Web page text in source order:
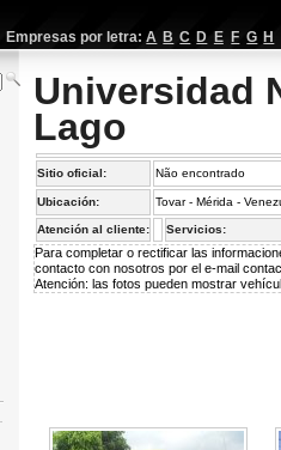
Empresas por letra: A B C D E F G H
Universidad
Lago
Sitio oficial: Não encontrado
Ubicación: Tovar - Mérida -
Atención al cliente: Servicios:
Para completar o rectificar las
contacto con nosotros por el e-mail
Atención: las fotos pueden mostrar